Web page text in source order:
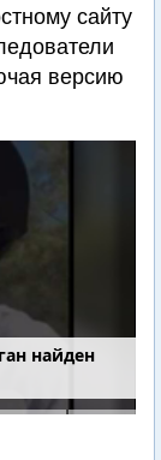
сайту
версию
найден